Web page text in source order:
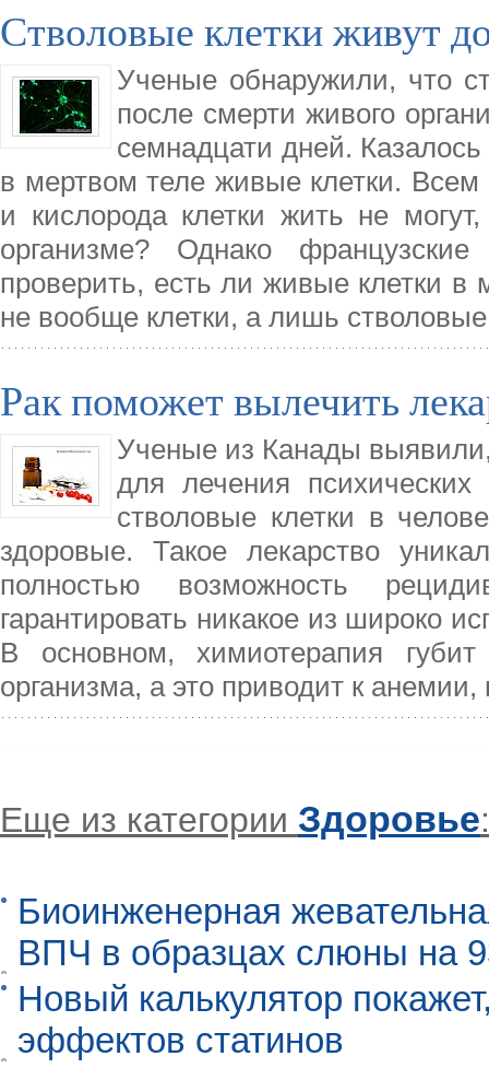
Стволовые клетки живут
Ученые обнаружили, что
после смерти живого
семнадцати дней.
в мертвом теле живые клетки. Всем
и кислорода клетки жить не
организме? Однако
проверить, есть ли живые клетки в
не вообще клетки, а лишь стволовые
Рак поможет вылечить
Ученые из Канады
для лечения
стволовые клетки в
здоровые. Такое лекарство
полностью возможность
гарантировать никакое из широко
В основном, химиотерапия
организма, а это приводит к
Еще из категории Здоровье:
Биоинженерная
ВПЧ в образцах слюны на
Новый калькулятор
эффектов статинов